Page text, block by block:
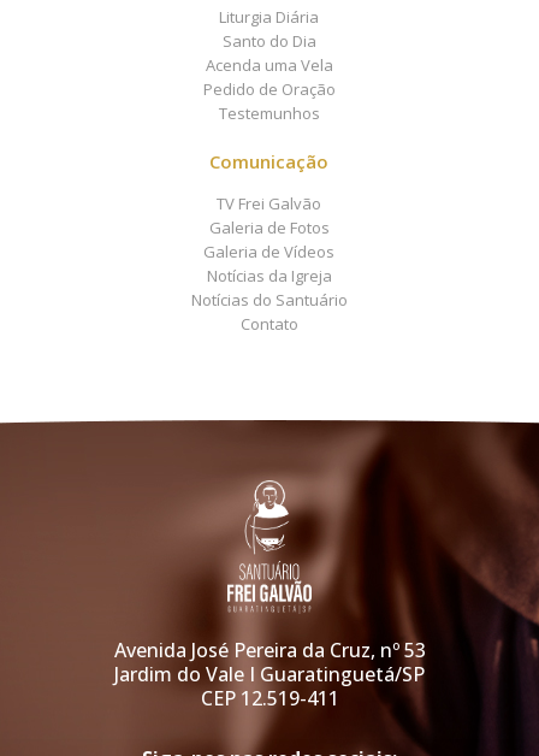
Liturgia Diária
Santo do Dia
Acenda uma Vela
Pedido de Oração
Testemunhos
Comunicação
TV Frei Galvão
Galeria de Fotos
Galeria de Vídeos
Notícias da Igreja
Notícias do Santuário
Contato
Avenida José Pereira da Cruz, nº 53
Jardim do Vale I Guaratinguetá/SP
CEP 12.519-411